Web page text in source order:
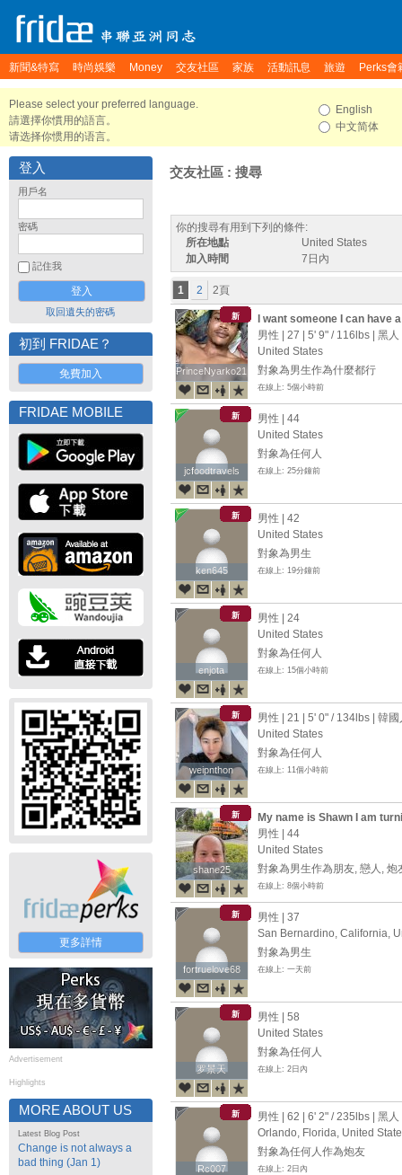
新聞&特寫 時尚娛樂 Money 交友社區 家族 活動訊息 旅遊 Perks會
Please select your preferred language.
請選擇你慣用的語言。
请选择你惯用的语言。
English
中文简体
登入
用戶名
密碼
記住我
取回遺失的密碼
初到 FRIDAE？
免費加入
FRIDAE MOBILE
更多詳情
Advertisement
Highlights
MORE ABOUT US
Latest Blog Post
Change is not always a
bad thing (Jan 1)
交友社區 : 搜尋
你的搜尋有用到下列的條件:
所在地點
United States
加入時間
7日內
1 2 2頁
PrinceNyarko21
PrinceNyarko21
新
I want someone I can have
send me a message and
男性 | 27 | 5' 9" / 116lbs | 黑人
United States
對象為男生作為什麼都行
在線上: 5個小時前
jcfoodtravels
jcfoodtravels
新
男性 | 44
United States
對象為任何人
在線上: 25分鐘前
ken645
ken645
新
男性 | 42
United States
對象為男生
在線上: 19分鐘前
enjota
enjota
新
男性 | 24
United States
對象為任何人
在線上: 15個小時前
weipnthon
weipnthon
新 男性 | 21 | 5' 0" / 134lbs | 韓
United States
對象為任何人
在線上: 11個小時前
shane25
shane25
新
My name is Shawn I am
男性 | 44
United States
對象為男生作為朋友, 戀人, 炮
在線上: 8個小時前
fortruelove68
fortruelove68
新
男性 | 37
San Bernardino, California,
對象為男生
在線上: 一天前
罗景天
罗景天
新
男性 | 58
United States
對象為任何人
在線上: 2日內
Rc007
Rc007
新 男性 | 62 | 6' 2" /235lbs | 黑人
Orlando, Florida, United
對象為任何人作為炮友
在線上: 2日內